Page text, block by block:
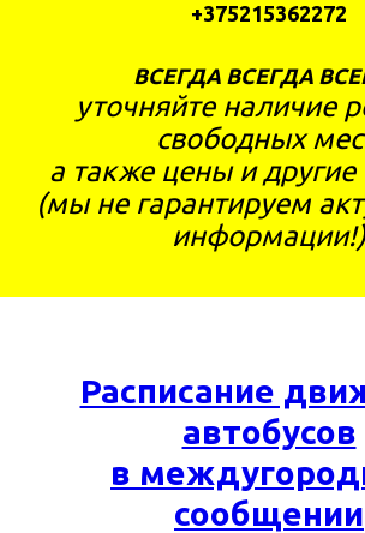
+375215362272
ВСЕГДА ВСЕГДА
уточняйте наличие
свободных
а также цены и другие
(мы не гарантируем
информации!)
Расписание
автобусов
в
сообщении